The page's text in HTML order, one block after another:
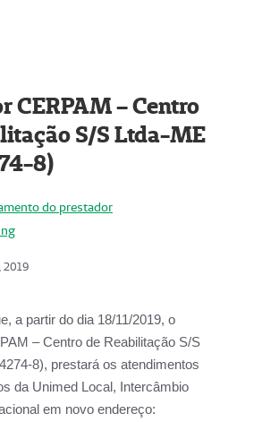
CERPAM – Centro
S/S Ltda-ME
8)
do prestador
2019
a partir do dia 18/11/2019, o
– Centro de Reabilitação S/S
8), prestará os atendimentos
da Unimed Local, Intercâmbio
em novo endereço: